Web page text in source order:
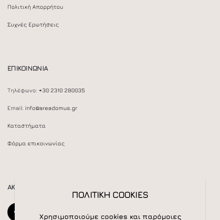
Πολιτική Απορρήτου
Συχνές Ερωτήσεις
ΕΠΙΚΟΙΝΩΝΙΑ
Τηλέφωνο: +30 2310 280035
Email: info@areadomus.gr
Καταστήματα
Φόρμα επικοινωνίας
ΑΚΟΛΟΥΘΕΙΣΤΕ ΜΑΣ
ΠΟΛΙΤΙΚΗ COOKIES
Χρησιμοποιούμε cookies και παρόμοιες